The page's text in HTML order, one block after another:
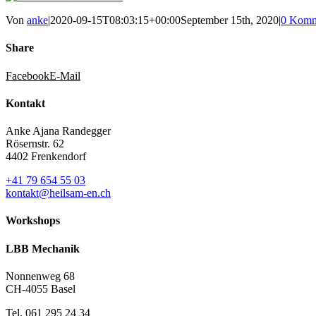
Von anke|2020-09-15T08:03:15+00:00September 15th, 2020|0
Share
FacebookE-Mail
Kontakt
Anke Ajana Randegger
Rösernstr. 62
4402 Frenkendorf
+41 79 654 55 03
kontakt@heilsam-en.ch
Workshops
LBB Mechanik
Nonnenweg 68
CH-4055 Basel
Tel. 061 295 24 34